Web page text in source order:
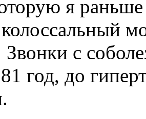
я
с
год, до